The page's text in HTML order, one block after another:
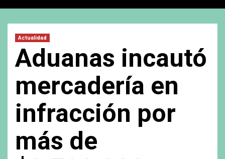
Actualidad
Aduanas incautó
mercadería en
infracción por
más de